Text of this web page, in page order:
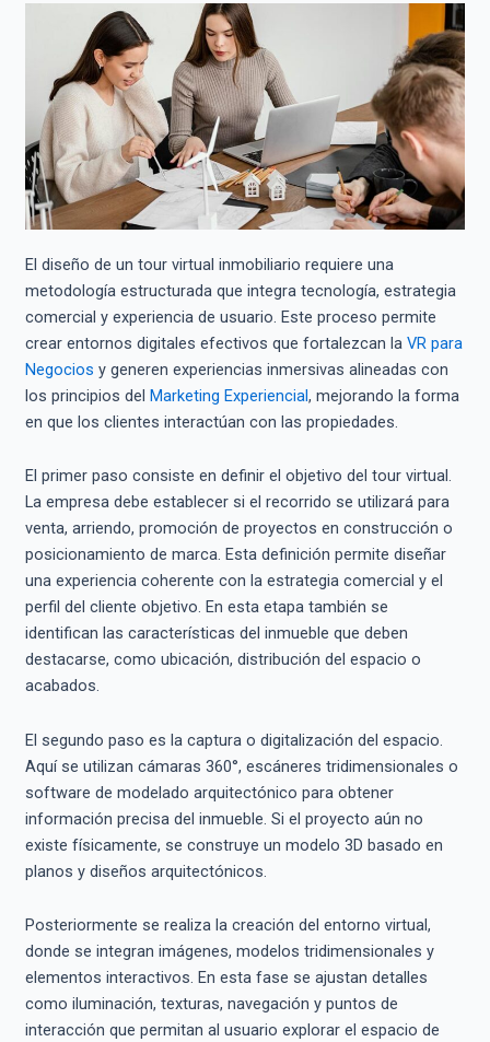
El diseño de un tour virtual inmobiliario requiere una
metodología estructurada que integra tecnología, estrategia
comercial y experiencia de usuario. Este proceso permite
crear entornos digitales efectivos que fortalezcan la VR para
Negocios y generen experiencias inmersivas alineadas con
los principios del Marketing Experiencial, mejorando la forma
en que los clientes interactúan con las propiedades.
El primer paso consiste en definir el objetivo del tour virtual.
La empresa debe establecer si el recorrido se utilizará para
venta, arriendo, promoción de proyectos en construcción o
posicionamiento de marca. Esta definición permite diseñar
una experiencia coherente con la estrategia comercial y el
perfil del cliente objetivo. En esta etapa también se
identifican las características del inmueble que deben
destacarse, como ubicación, distribución del espacio o
acabados.
El segundo paso es la captura o digitalización del espacio.
Aquí se utilizan cámaras 360°, escáneres tridimensionales o
software de modelado arquitectónico para obtener
información precisa del inmueble. Si el proyecto aún no
existe físicamente, se construye un modelo 3D basado en
planos y diseños arquitectónicos.
Posteriormente se realiza la creación del entorno virtual,
donde se integran imágenes, modelos tridimensionales y
elementos interactivos. En esta fase se ajustan detalles
como iluminación, texturas, navegación y puntos de
interacción que permitan al usuario explorar el espacio de